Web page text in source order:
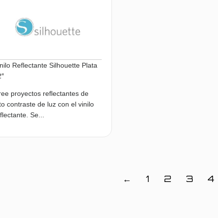
Reflectante Silhouette Plata
proyectos reflectantes de
contraste de luz con el vinilo
Se...
← 1 2 3 4